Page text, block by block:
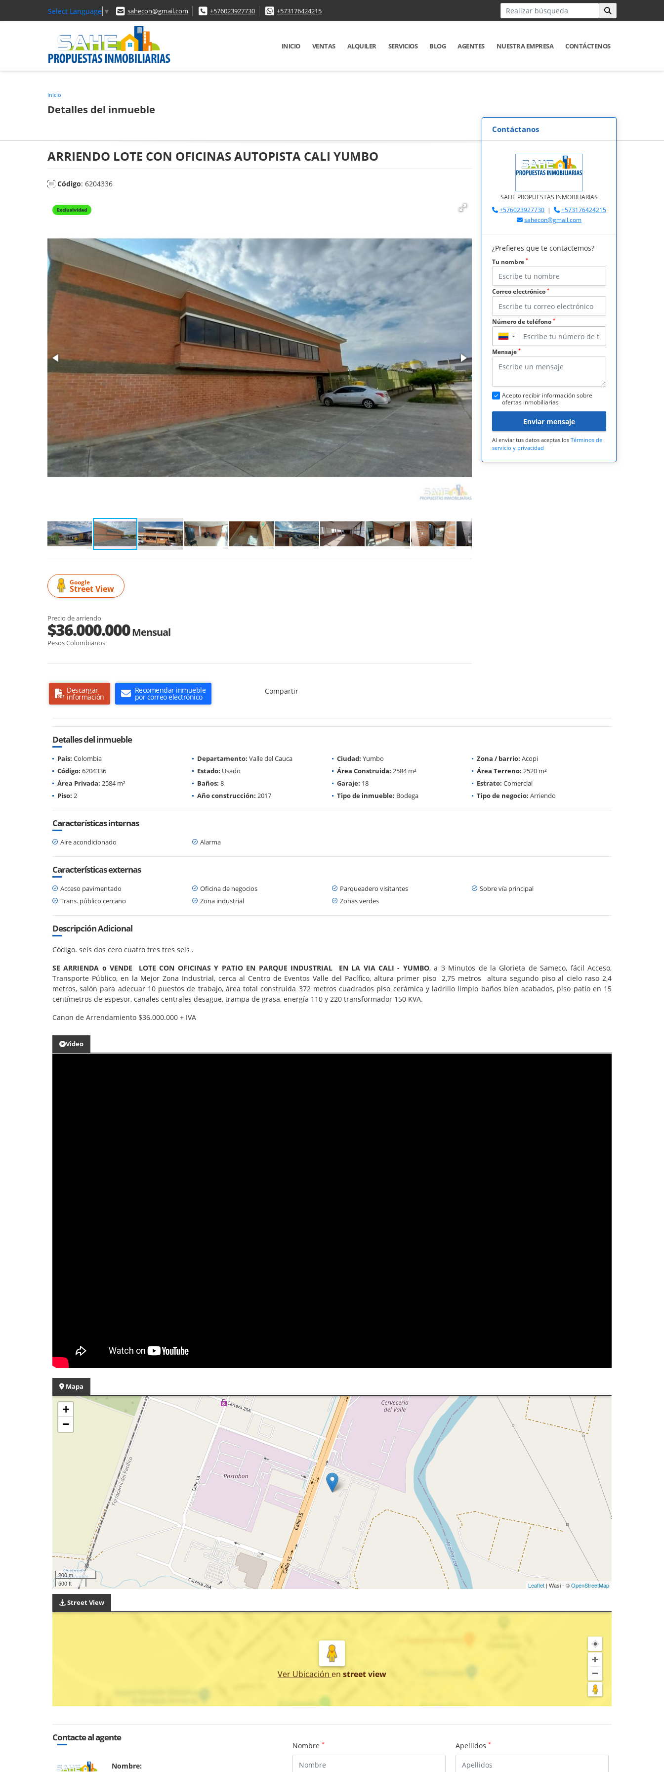
Select Language ▼ sahecon@gmail.com +576023927730 +573176424215
INICIO VENTAS ALQUILER SERVICIOS BLOG AGENTES NUESTRA EMPRESA CONTÁCTENOS
Inicio
Detalles del inmueble
ARRIENDO LOTE CON OFICINAS AUTOPISTA CALI YUMBO
Código: 6204336
Exclusividad
Google
Street View
Precio de arriendo
$36.000.000Mensual
Pesos Colombianos
Descargar
información
Recomendar inmueble
por correo electrónico
Compartir
Contáctanos
SAHE PROPUESTAS INMOBILIARIAS
+576023927730 |
+573176424215
sahecon@gmail.com
¿Prefieres que te contactemos?
Tu nombre *
Correo electrónico *
Número de teléfono *
▼
Mensaje *
Acepto recibir información sobre
ofertas inmobiliarias
Enviar mensaje
Al enviar tus datos aceptas los Términos de
servicio y privacidad
Detalles del inmueble
País: Colombia Departamento: Valle del Cauca Ciudad: Yumbo Zona / barrio: Acopi
Código: 6204336 Estado: Usado Área Construida: 2584 m² Área Terreno: 2520 m²
Área Privada: 2584 m² Baños: 8 Garaje: 18 Estrato: Comercial
Piso: 2 Año construcción: 2017 Tipo de inmueble: Bodega Tipo de negocio: Arriendo
Características internas
Aire acondicionado Alarma
Características externas
Acceso pavimentado Oficina de negocios Parqueadero visitantes
Sobre vía principal
Trans. público cercano
Zona industrial Zonas verdes
Descripción Adicional
Código. seis dos cero cuatro tres tres seis .
SE ARRIENDA o VENDE LOTE CON OFICINAS Y PATIO EN PARQUE INDUSTRIAL EN LA VIA CALI - YUMBO, a 3 Minutos de la Glorieta de Sameco, fácil Acceso,
Transporte Público, en la Mejor Zona Industrial, cerca al Centro de Eventos Valle del Pacífico, altura primer piso 2,75 metros altura segundo piso al cielo raso 2,4
metros, salón para adecuar 10 puestos de trabajo, área total construida 372 metros cuadrados piso cerámica y ladrillo limpio baños bien acabados, piso patio en 15
centímetros de espesor, canales centrales desagüe, trampa de grasa, energía 110 y 220 transformador 150 KVA.
Canon de Arrendamiento $36.000.000 + IVA
Video
Mapa
+
−
200 m
500 ft
Leaflet | Wasi - ©OpenStreetMap
Street View
Ver Ubicación en street view
Contacte al agente
Nombre:
Nombre * Apellidos *